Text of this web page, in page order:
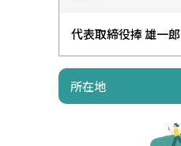
代表取締役捧 雄一郎
所在地